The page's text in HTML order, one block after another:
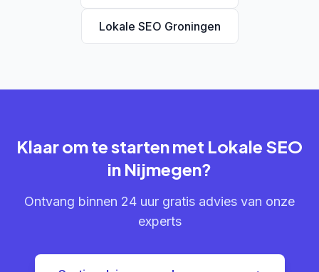
Lokale SEO Groningen
Klaar om te starten met Lokale SEO
in Nijmegen?
Ontvang binnen 24 uur gratis advies van onze
experts